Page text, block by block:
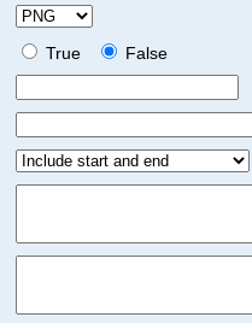
True
False